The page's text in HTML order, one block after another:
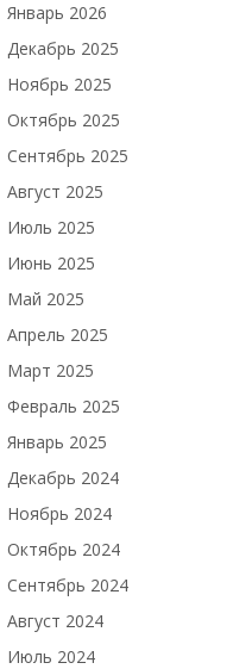
Январь 2026
Декабрь 2025
Ноябрь 2025
Октябрь 2025
Сентябрь 2025
Август 2025
Июль 2025
Июнь 2025
Май 2025
Апрель 2025
Март 2025
Февраль 2025
Январь 2025
Декабрь 2024
Ноябрь 2024
Октябрь 2024
Сентябрь 2024
Август 2024
Июль 2024